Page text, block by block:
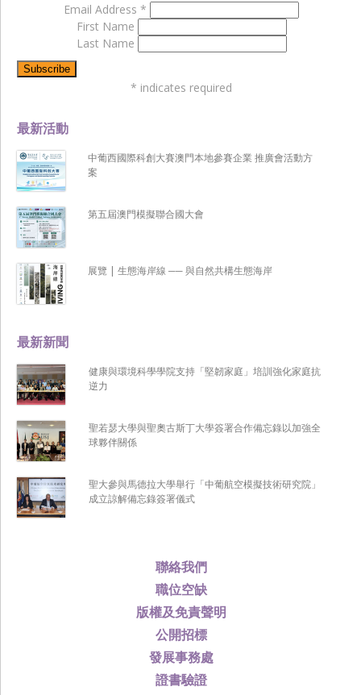
聯絡我們
職位空缺
版權及免責聲明
公開招標
發展事務處
證書驗證
最新新聞
健康與環境科學學院支持「堅韌家庭」培訓強化家庭抗
逆力
聖若瑟大學與聖奧古斯丁大學簽署合作備忘錄以加強全
球夥伴關係
聖大參與馬德拉大學舉行「中葡航空模擬技術研究院」
成立諒解備忘錄簽署儀式
最新活動
中葡西國際科創大賽澳門本地參賽企業 推廣會活動方
案
第五屆澳門模擬聯合國大會
展覽 | 生態海岸線 ── 與自然共構生態海岸
Email Address *
First Name
Last Name
* indicates required